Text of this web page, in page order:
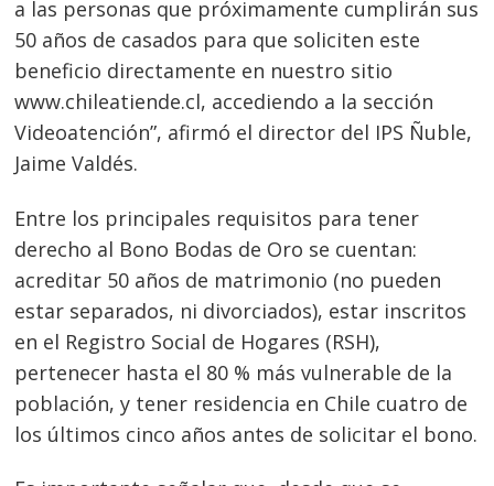
a las personas que próximamente cumplirán sus
50 años de casados para que soliciten este
beneficio directamente en nuestro sitio
www.chileatiende.cl, accediendo a la sección
Videoatención”, afirmó el director del IPS Ñuble,
Jaime Valdés.
Entre los principales requisitos para tener
derecho al Bono Bodas de Oro se cuentan:
acreditar 50 años de matrimonio (no pueden
estar separados, ni divorciados), estar inscritos
en el Registro Social de Hogares (RSH),
pertenecer hasta el 80 % más vulnerable de la
población, y tener residencia en Chile cuatro de
los últimos cinco años antes de solicitar el bono.